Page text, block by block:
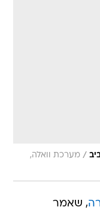
/ מערכת וואלה,
, שאמר